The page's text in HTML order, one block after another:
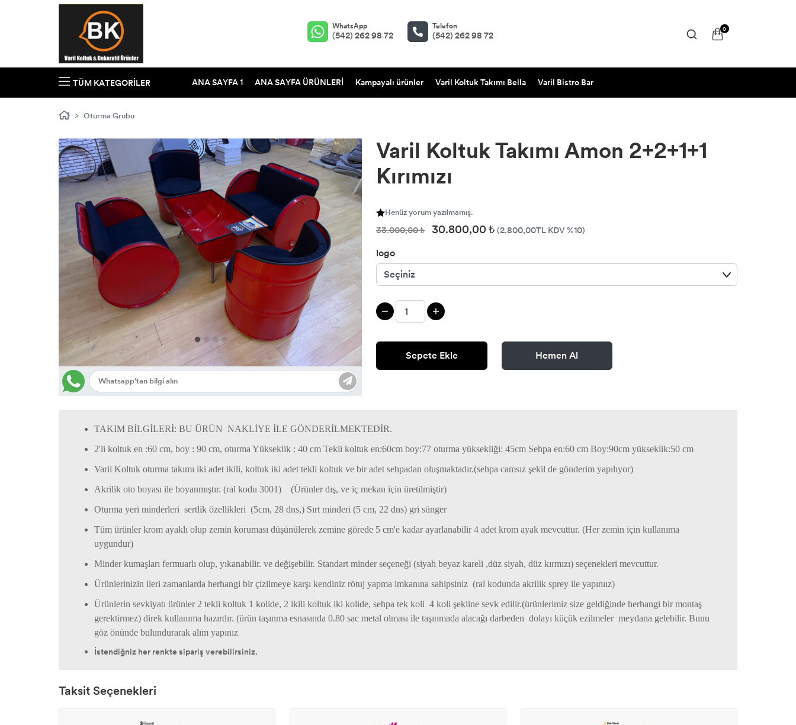
WhatsApp
(542) 262 98 72
Telefon
(542) 262 98 72
0
TÜM KATEGORILER ANA SAYFA 1 ANA SAYFA ÜRÜNLERİ Kampayalı ürünler Varil Koltuk Takımı Bella Varil Bistro Bar
Oturma Grubu
Varil Koltuk Takımı Amon 2+2+1+1
Kırımızı
Henüz yorum yazılmamış.
33.000,00 ₺ 30.800,00 ₺ (2.800,00TL KDV %10)
logo
Sepete Ekle Hemen Al
TAKIM BİLGİLERİ: BU ÜRÜN NAKLİYE İLE GÖNDERİLMEKTEDİR.
2'li koltuk en :60 cm, boy : 90 cm, oturma Yükseklik : 40 cm Tekli koltuk en:60cm boy:77 oturma yüksekliği: 45cm Sehpa en:60 cm Boy:90cm yükseklik:50 cm
Varil Koltuk oturma takımı iki adet ikili, koltuk iki adet tekli koltuk ve bir adet sehpadan oluşmaktadır.(sehpa camsız şekil de gönderim yapılıyor)
Akrilik oto boyası ile boyanmıştır. (ral kodu 3001) (Ürünler dış, ve iç mekan için üretilmiştir)
Oturma yeri minderleri sertlik özellikleri (5cm, 28 dns,) Sırt minderi (5 cm, 22 dns) gri sünger
Tüm ürünler krom ayaklı olup zemin koruması düşünülerek zemine görede 5 cm'e kadar ayarlanabilir 4 adet krom ayak mevcuttur. (Her zemin için kullanıma
uygundur)
Minder kumaşları fermuarlı olup, yıkanabilir. ve değişebilir. Standart minder seçeneği (siyah beyaz kareli ,düz siyah, düz kırmızı) seçenekleri mevcuttur.
Ürünlerinizin ileri zamanlarda herhangi bir çizilmeye karşı kendiniz rötuj yapma imkanına sahipsiniz (ral kodunda akrilik sprey ile yapınıız)
Ürünlerin sevkiyatı ürünler 2 tekli koltuk 1 kolide, 2 ikili koltuk iki kolide, sehpa tek koli 4 koli şekline sevk edilir.(ürünlerimiz size geldiğinde herhangi bir montaş
gerektirmez) direk kullanıma hazırdır. (ürün taşınma esnasında 0.80 sac metal olması ile taşınmada alacağı darbeden dolayı küçük ezilmeler meydana gelebilir. Bunu
göz önünde bulundurarak alım yapınız
İstendiğniz her renkte sipariş verebilirsiniz.
Taksit Seçenekleri